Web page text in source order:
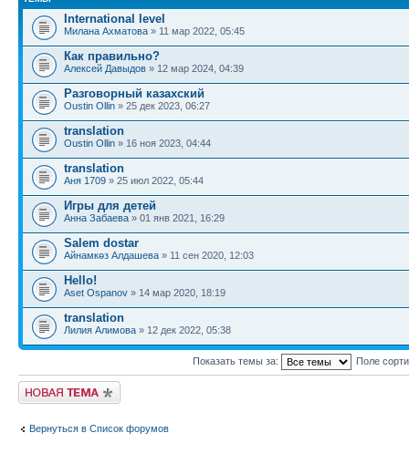
International level
Милана Ахматова » 11 мар 2022, 05:45
Как правильно?
Алексей Давыдов » 12 мар 2024, 04:39
Разговорный казахский
Oustin Ollin » 25 дек 2023, 06:27
translation
Oustin Ollin » 16 ноя 2023, 04:44
translation
Аня 1709 » 25 июл 2022, 05:44
Игры для детей
Анна Забаева » 01 янв 2021, 16:29
Salem dostar
Айнамкөз Алдашева » 11 сен 2020, 12:03
Hello!
Aset Ospanov » 14 мар 2020, 18:19
translation
Лилия Алимова » 12 дек 2022, 05:38
Показать темы за: Поле
Новая тема
Вернуться в Список форумов